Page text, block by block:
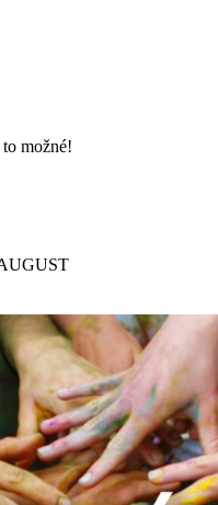
možné!